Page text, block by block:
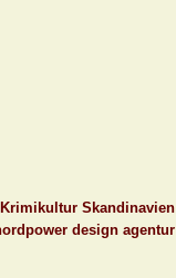
Skandinavien
design agentur